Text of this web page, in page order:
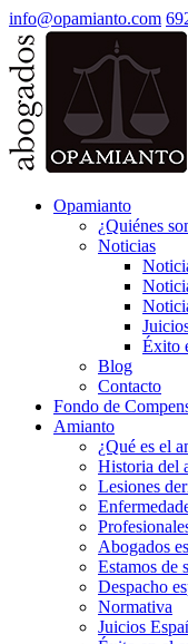
info@opamianto.com
Opamianto
¿Quiénes
Noticias
Éxito
Blog
Contacto
Fondo de
Amianto
¿Qué es el
Historia del
Lesiones
Abogados
Estamos de
Despacho
Normativa
Juicios